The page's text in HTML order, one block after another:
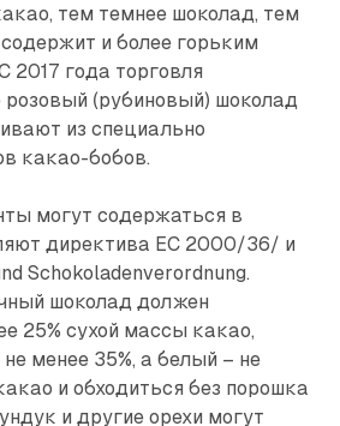
тем темнее шоколад, тем
и более горьким
2017 года торговля
(рубиновый) шоколад
из специально
какао-бобов.
могут содержаться в
директива ЕС 2000/36/ и
Schokoladenverordnung.
шоколад должен
25% сухой массы какао,
менее 35%, а белый – не
и обходиться без порошка
и другие орехи могут